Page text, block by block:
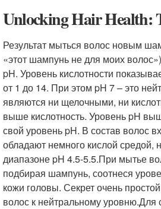
Unlocking Hair Health:
Результат мыться волос новым
«этот шампунь не для моих
pH. Уровень кислотности
от 1 до 14. При этом pH 7 – это
являются ни щелочными, ни
выше кислотность. Уровень pH
свой уровень pH. В состав волос
обладают немного кислой средой,
диапазоне pH 4.5-5.5.При мытье
подбирая шампунь, соотнеся
кожи головы. Секрет очень
волос к нейтральному